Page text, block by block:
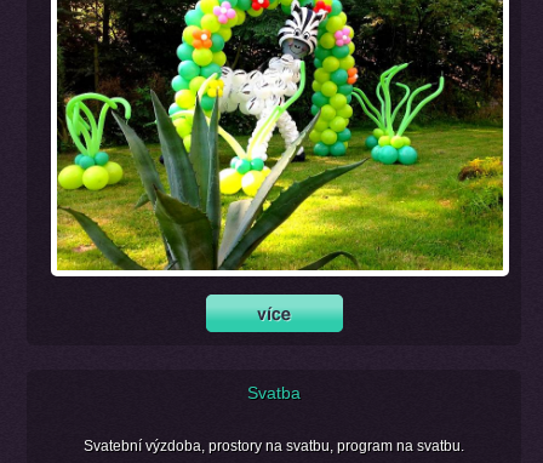
Svatba
Svatební výzdoba, prostory na svatbu, program na svatbu.